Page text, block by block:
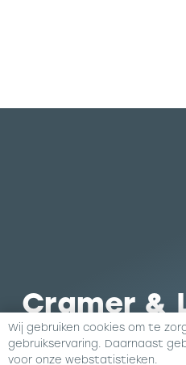
Cramer &
Lemsterpad 36
Wij gebruiken cookies om te
gebruikservaring. Daarnaast
voor onze webstatistieken.